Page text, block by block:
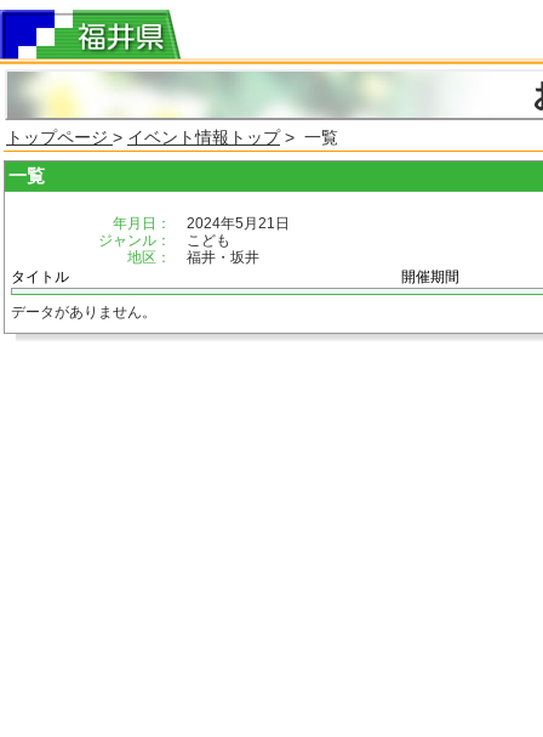
トップページ > イベント情報トップ> 一覧
一覧
年月日：
2024年5月21日
ジャンル：
こども
地区：
福井・坂井
タイトル
開催期間
データがありません。